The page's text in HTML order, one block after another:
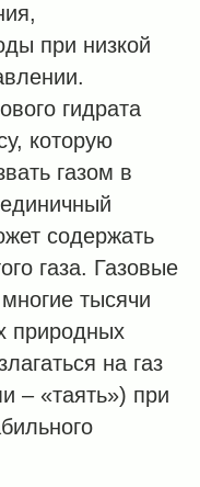
при низкой
гидрата
которую
газом в
содержать
газа. Газовые
тысячи
природных
на газ
– «таять») при